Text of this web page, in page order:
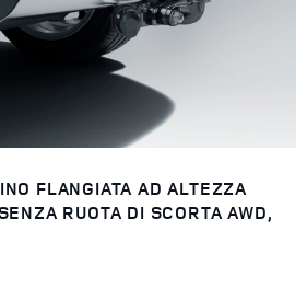
FLANGIATA AD ALTEZZA
RUOTA DI SCORTA AWD,